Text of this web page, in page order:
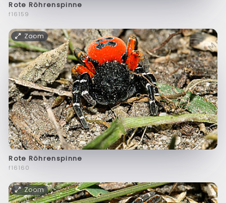
Rote Röhrenspinne
f16159
Zoom
Rote Röhrenspinne
f16160
Zoom